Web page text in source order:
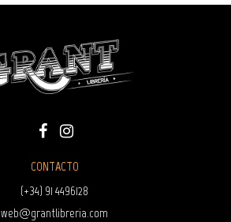
CONTACTO
(+34) 91 4496128
web@grantlibreria.com